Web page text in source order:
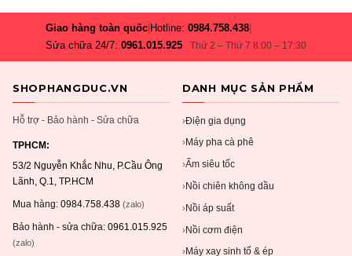
Giao hàng toàn quốc|Hotline:0984.758.438|
Sửa chữa 24/7:0961.015.925 Thứ 2 – Thứ 7 8:00 – 17:30
SHOPHANGDUC.VN
Hỗ trợ - Bảo hành - Sửa chữa
TPHCM:
53/2 Nguyễn Khắc Nhu, P.Cầu Ông
Lãnh, Q.1, TP.HCM
Mua hàng: 0984.758.438 (zalo)
Bảo hành - sửa chữa: 0961.015.925
(zalo)
DANH MỤC SẢN PHẨM
›Điện gia dụng
› Máy pha cà phê
›Ấm siêu tốc
› Nồi chiên không dầu
›Nồi áp suất
›Nồi cơm điện
› Máy xay sinh tố & ép